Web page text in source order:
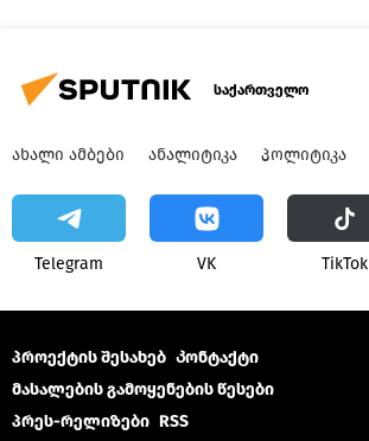
საქართველო
ᲐᲮᲐᲚᲘ ᲐᲛᲑᲔᲑᲘ ᲐᲜᲐᲚᲘᲢᲘᲙᲐ ᲞᲝᲚᲘᲢᲘᲙᲐ
Telegram VK ТikТоk
პროექტის შესახებ Კონტაქტი
მასალების გამოყენების წესები
პრეს-რელიზები RSS